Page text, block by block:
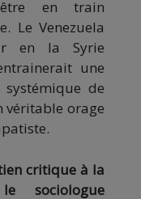
être en train
Le Venezuela
en la Syrie
une
de
véritable orage
critique à la
sociologue